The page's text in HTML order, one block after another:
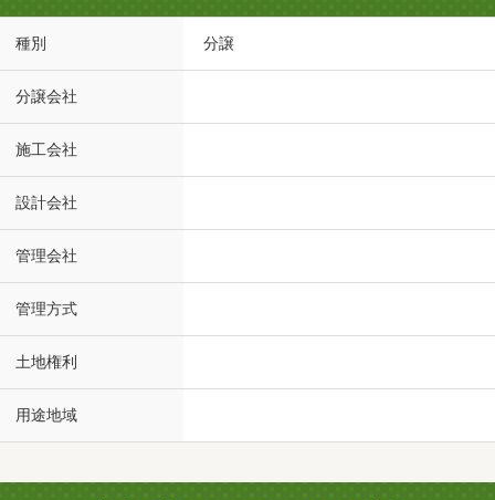
種別 分譲
分譲会社
施工会社
設計会社
管理会社
管理方式
土地権利
用途地域